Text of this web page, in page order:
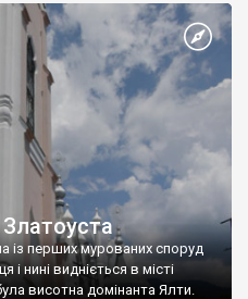
із перших мурованих споруд
нині видніється в місті
висотна домінанта Ялти.